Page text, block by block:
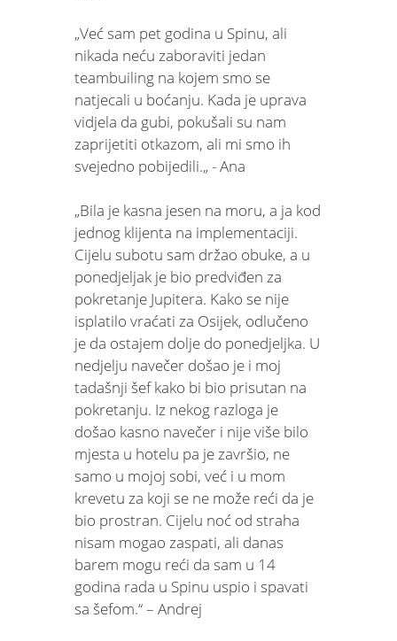
„Već sam pet godina u Spinu, ali
nikada neću zaboraviti jedan
teambuiling na kojem smo se
natjecali u boćanju. Kada je uprava
vidjela da gubi, pokušali su nam
zaprijetiti otkazom, ali mi smo ih
svejedno pobijedili.„ - Ana
„Bila je kasna jesen na moru, a ja kod
jednog klijenta na implementaciji.
Cijelu subotu sam držao obuke, a u
ponedjeljak je bio predviđen za
pokretanje Jupitera. Kako se nije
isplatilo vraćati za Osijek, odlučeno
je da ostajem dolje do ponedjeljka. U
nedjelju navečer došao je i moj
tadašnji šef kako bi bio prisutan na
pokretanju. Iz nekog razloga je
došao kasno navečer i nije više bilo
mjesta u hotelu pa je završio, ne
samo u mojoj sobi, već i u mom
krevetu za koji se ne može reći da je
bio prostran. Cijelu noć od straha
nisam mogao zaspati, ali danas
barem mogu reći da sam u 14
godina rada u Spinu uspio i spavati
sa šefom.“ – Andrej